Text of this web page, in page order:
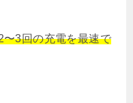
〜3回の充電を最速で